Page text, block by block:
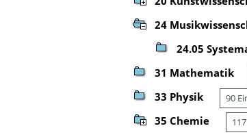
24
24.05
31 Mathematik
33 Physik 90
35 Chemie